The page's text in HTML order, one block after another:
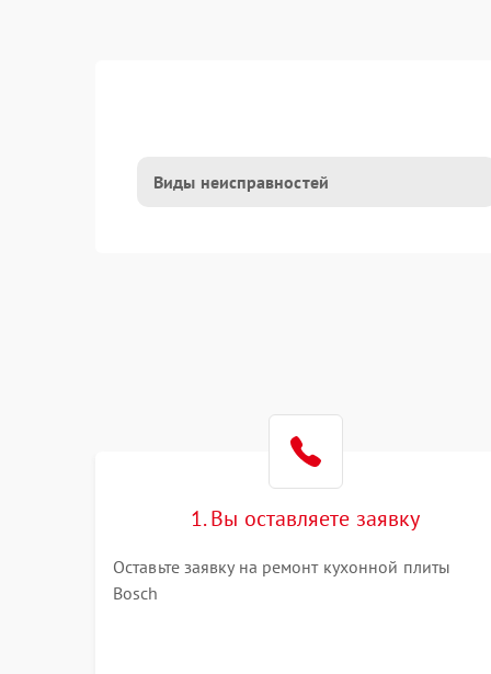
Виды неисправностей
1. Вы оставляете заявку
Оставьте заявку на ремонт кухонной плиты
Bosch